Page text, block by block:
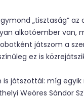
„tisztaság” az
alkotóember van,
játszom a
ez is
játszottál: míg
Weöres Sándor